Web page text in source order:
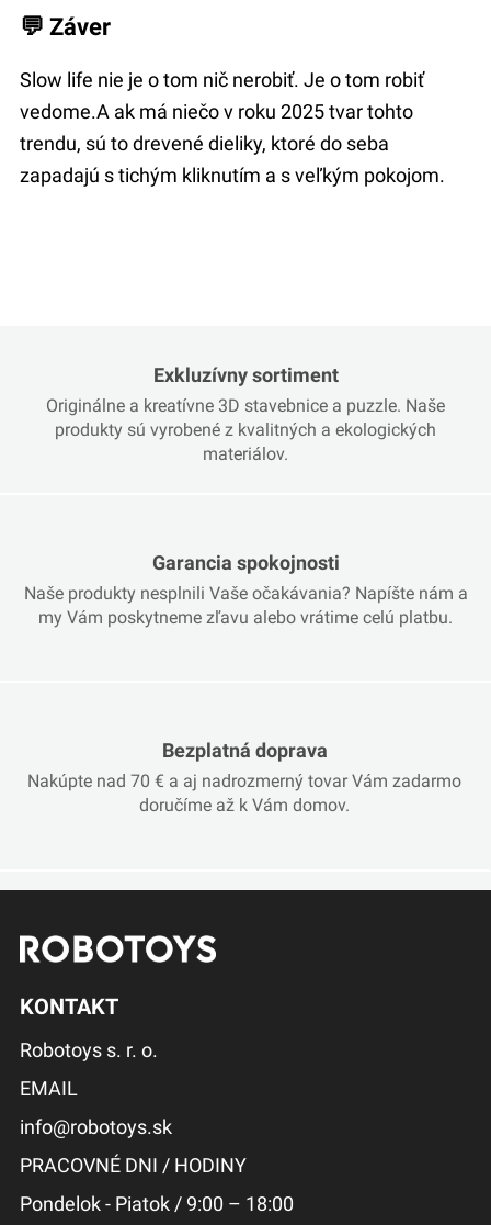
💬 Záver
Slow life nie je o tom nič nerobiť. Je o tom robiť
vedome.A ak má niečo v roku 2025 tvar tohto
trendu, sú to drevené dieliky, ktoré do seba
zapadajú s tichým kliknutím a s veľkým pokojom.
Exkluzívny sortiment
Originálne a kreatívne 3D stavebnice a puzzle. Naše
produkty sú vyrobené z kvalitných a ekologických
materiálov.
Garancia spokojnosti
Naše produkty nesplnili Vaše očakávania? Napíšte nám a
my Vám poskytneme zľavu alebo vrátime celú platbu.
Bezplatná doprava
Nakúpte nad 70 € a aj nadrozmerný tovar Vám zadarmo
doručíme až k Vám domov.
KONTAKT
Robotoys s. r. o.
EMAIL
info@robotoys.sk
PRACOVNÉ DNI / HODINY
Pondelok - Piatok / 9:00 – 18:00